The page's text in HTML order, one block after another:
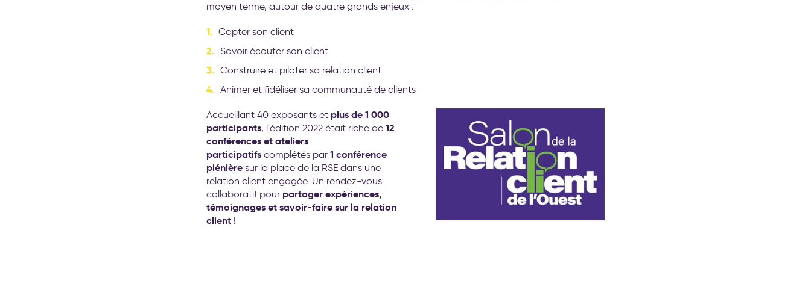
moyen terme, autour de quatre grands enjeux :
Capter son client
Savoir écouter son client
Construire et piloter sa relation client
Animer et fidéliser sa communauté de clients
Accueillant 40 exposants et plus de 1 000
participants, l'édition 2022 était riche de 12
conférences et ateliers
participatifs complétés par 1 conférence
plénière sur la place de la RSE dans une
relation client engagée. Un rendez-vous
collaboratif pour partager expériences,
témoignages et savoir-faire sur la relation
client !